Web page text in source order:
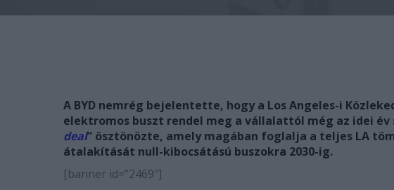
A BYD nemrég bejelentette, hogy a Los Angeles-i
elektromos buszt rendel meg a vállalattól még az idei év
deal” ösztönözte, amely magában foglalja a teljes LA
átalakítását null-kibocsátású buszokra 2030-ig.
[banner id=”2469″]